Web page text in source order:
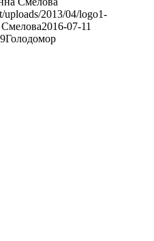
uploads/2013/04/logo1-
2016-07-11
Голодомор